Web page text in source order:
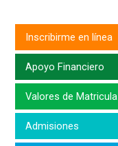
Inscribirme en línea
Apoyo Financiero
Valores de Matricula
Admisiones